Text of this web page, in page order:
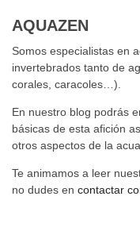
AQUAZEN
Somos especialistas en
invertebrados tanto de
corales, caracoles…).
En nuestro blog podrás
básicas de esta afición
otros aspectos de la
Te animamos a leer
no dudes en contactar